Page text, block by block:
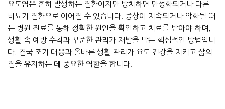
요도염은 흔히 발생하는 질환이지만 방치하면 만성화되거나 다른
비뇨기 질환으로 이어질 수 있습니다. 증상이 지속되거나 악화될 때
는 병원 진료를 통해 정확한 원인을 확인하고 치료를 받아야 하며,
생활 속 예방 수칙과 꾸준한 관리가 재발을 막는 핵심적인 방법입니
다. 결국 조기 대응과 올바른 생활 관리가 요도 건강을 지키고 삶의
질을 유지하는 데 중요한 역할을 합니다.